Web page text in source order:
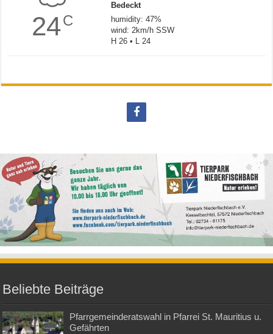
24C
Bedeckt
humidity: 47%
wind: 2km/h SSW
H 26 • L 24
Beliebte Beiträge
Pfarrgemeinderatswahl in Pfarrei St. Mauritius u.
Gefährten